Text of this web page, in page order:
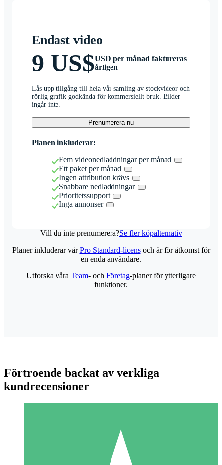
Endast video
9 US$USD per månad faktureras
årligen
Lås upp tillgång till hela vår samling av stockvideor och
rörlig grafik godkända för kommersiellt bruk. Bilder
ingår inte.
Prenumerera nu
Planen inkluderar:
Fem videonedladdningar per månad
Ett paket per månad
Ingen attribution krävs
Snabbare nedladdningar
Prioritetssupport
Inga annonser
Vill du inte prenumerera?Se fler köpalternativ
Individuella Kreditpaket
Planer inkluderar vårPro Standard-licensoch är för åtkomst för
en enda användare.
Utforska våra Team- och Företag-planer för ytterligare
funktioner.
Förtroende backat av verkliga
kundrecensioner